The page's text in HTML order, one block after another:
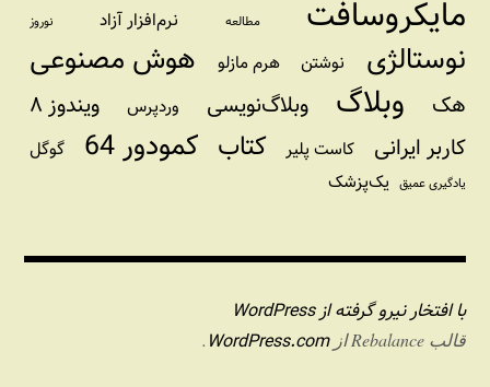
مایکروسافت مطالعه نرم‌افزار آزاد نوروز
نوستالژی نوشتن هرم مازلو هوش مصنوعی
هک وبلاگ وبلاگ‌نویسی وردپرس
ویندوز ۸
کاربر ایرانی
کاست پلیر کتاب کمودور 64 گوگل
یادگیری عمیق یک‌پزشک
با افتخار نیرو گرفته از WordPress
قالب Rebalance از WordPress.com
.